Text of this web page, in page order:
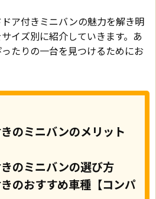
ア付きミニバンの魅力を解き明
イズ別に紹介していきます。あ
たりの一台を見つけるためにお
のミニバンのメリット
のミニバンの選び方
のおすすめ車種【コンパ